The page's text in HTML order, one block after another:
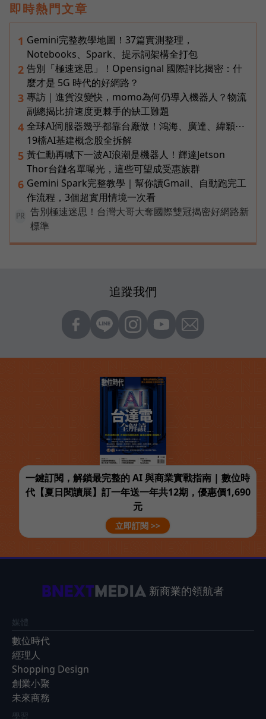
即時熱門文章
1 Gemini完整教學地圖！37篇實測整理，
Notebooks、Spark、提示詞架構全打包
2 告別「極速迷思」！Opensignal 國際評比揭密：什
麼才是 5G 時代的好網路？
3 專訪｜進貨沒變快，momo為何仍導入機器人？物流
副總揭比拚速度更棘手的缺工難題
4 全球AI伺服器幾乎都靠台廠做！鴻海、廣達、緯穎⋯
19檔AI基建概念股全拆解
5 黃仁勳再喊下一波AI浪潮是機器人！輝達Jetson
Thor台鏈名單曝光，這些可望成受惠族群
6 Gemini Spark完整教學｜幫你讀Gmail、自動跑完工
作流程，3個超實用情境一次看
PR
告別極速迷思！台灣大哥大奪國際雙冠揭密好網路新
標準
追蹤我們
一鍵訂閱，解鎖最完整的 AI 與商業實戰指南 | 數位時
代【夏日閱讀展】訂一年送一年共12期，優惠價1,690
元
立即訂閱 >>
新商業的領航者
媒體
數位時代
經理人
Shopping Design
創業小聚
未來商務
學習